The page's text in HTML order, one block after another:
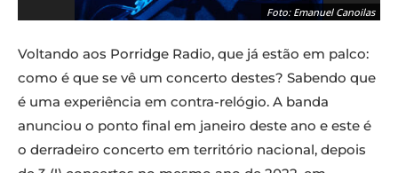
Foto: Emanuel Canoilas
Voltando aos Porridge Radio, que já estão em palco:
como é que se vê um concerto destes? Sabendo que
é uma experiência em contra-relógio. A banda
anunciou o ponto final em janeiro deste ano e este é
o derradeiro concerto em território nacional, depois